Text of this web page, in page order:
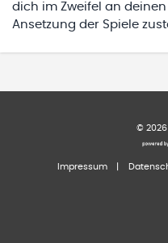
dich im Zweifel an
Ansetzung der Spiele
© 2026
Impressum